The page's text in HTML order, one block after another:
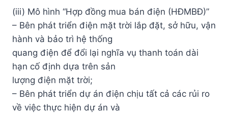
(iii) Mô hình “Hợp đồng mua bán điện (HĐMBĐ)”
– Bên phát triển điện mặt trời lắp đặt, sở hữu, vận
hành và bảo trì hệ thống
quang điện để đổi lại nghĩa vụ thanh toán dài
hạn cố định dựa trên sản
lượng điện mặt trời;
– Bên phát triển dự án điện chịu tất cả các rủi ro
về việc thực hiện dự án và